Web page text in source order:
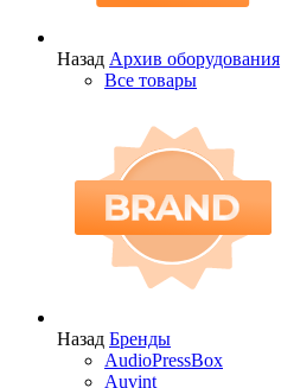
Назад Архив оборудования
Все товары
Назад Бренды
AudioPressBox
Auvint